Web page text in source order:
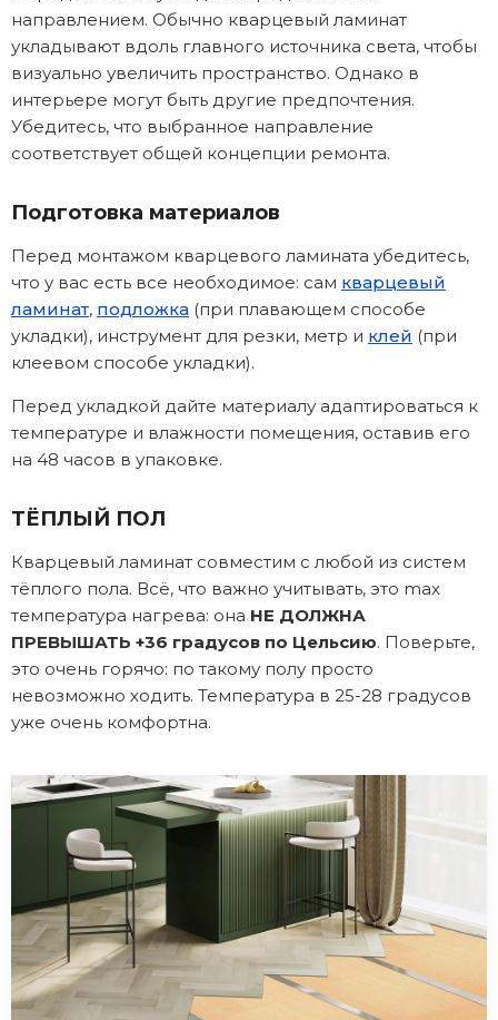
направлением. Обычно кварцевый ламинат
укладывают вдоль главного источника света, чтобы
визуально увеличить пространство. Однако в
интерьере могут быть другие предпочтения.
Убедитесь, что выбранное направление
соответствует общей концепции ремонта.
Подготовка материалов
Перед монтажом кварцевого ламината убедитесь,
что у вас есть все необходимое: сам кварцевый
ламинат, подложка (при плавающем способе
укладки), инструмент для резки, метр и клей (при
клеевом способе укладки).
Перед укладкой дайте материалу адаптироваться к
температуре и влажности помещения, оставив его
на 48 часов в упаковке.
ТЁПЛЫЙ ПОЛ
Кварцевый ламинат совместим с любой из систем
тёплого пола. Всё, что важно учитывать, это max
температура нагрева: она НЕ ДОЛЖНА
ПРЕВЫШАТЬ +36 градусов по Цельсию. Поверьте,
это очень горячо: по такому полу просто
невозможно ходить. Температура в 25-28 градусов
уже очень комфортна.